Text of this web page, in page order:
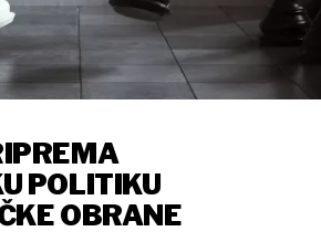
POLITIKU
OBRANE